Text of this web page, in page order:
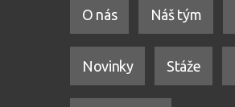
O nás Náš tým
Novinky Stáže